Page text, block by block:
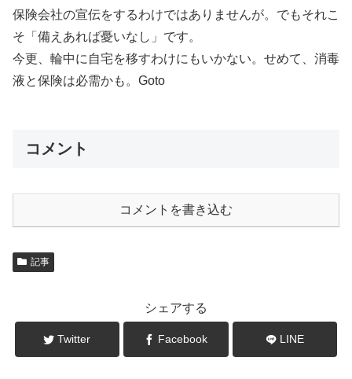
保険会社の宣伝をするわけではありませんが。でもそれこ
そ「備えあれば憂いなし」です。
今更、輪中に自宅を移すわけにもいかない。せめて、消毒
液と保険は必需かも。Goto
コメント
コメントを書き込む
記事
シェアする
Twitter Facebook LINE